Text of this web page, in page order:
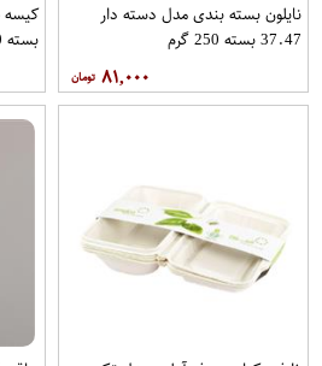
نایلون بسته بندی مدل دسته دار
37.47 بسته 250 گرم
۸۱,۰۰۰
بسته 100 عددی